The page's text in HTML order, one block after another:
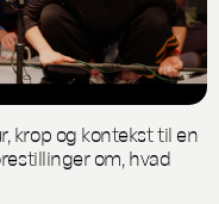
krop og kontekst til en
om, hvad